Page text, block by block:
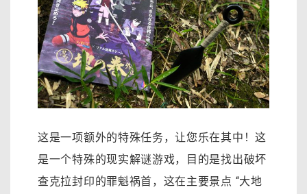
这是一项额外的特殊任务，让您乐在其中！这
是一个特殊的现实解谜游戏，目的是找出破坏
查克拉封印的罪魁祸首，这在主要景点 “大地